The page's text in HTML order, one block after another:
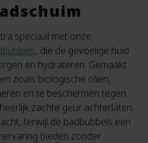
speciaal met onze
, die de gevoelige huid
en hydrateren. Gemaakt
zoals biologische oliën,
en te beschermen tegen
zachte geur achterlaten.
terwijl de badbubbels een
bieden zonder